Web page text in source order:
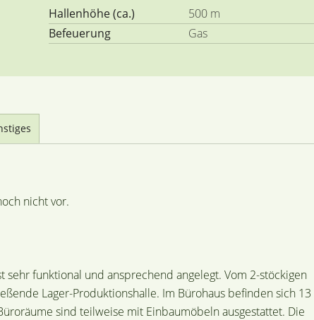
Hallenhöhe (ca.) 500 m
Befeuerung
Gas
nicht vor.
funktional und ansprechend angelegt. Vom 2-stöckigen
Lager-Produktionshalle. Im Bürohaus befinden sich 13
sind teilweise mit Einbaumöbeln ausgestattet. Die